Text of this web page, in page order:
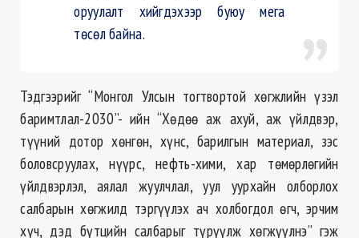
оруулалт хийгдэхээр буюу мега
төсөл байна.
Тэдгээрийг “Монгол Улсын тогтвортой хөгжлийн үзэл
баримтлал-2030”- ийн “Хөдөө аж ахуй, аж үйлдвэр,
түүний дотор хөнгөн, хүнс, барилгын материал, зэс
боловсруулах, нүүрс, нефть-хими, хар төмөрлөгийн
үйлдвэрлэл, аялал жуулчлал, уул уурхайн олборлох
салбарын хөгжилд тэргүүлэх ач холбогдол өгч, эрчим
хүч, дэд бүтцийн салбарыг түрүүлж хөгжүүлнэ” гэж